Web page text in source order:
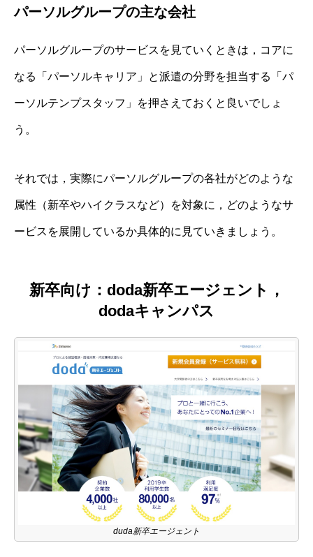
パーソルグループの主な会社
パーソルグループのサービスを見ていくときは，コアに
なる「パーソルキャリア」と派遣の分野を担当する「パ
ーソルテンプスタッフ」を押さえておくと良いでしょ
う。
それでは，実際にパーソルグループの各社がどのような
属性（新卒やハイクラスなど）を対象に，どのようなサ
ービスを展開しているか具体的に見ていきましょう。
新卒向け：doda新卒エージェント，
dodaキャンパス
duda新卒エージェント